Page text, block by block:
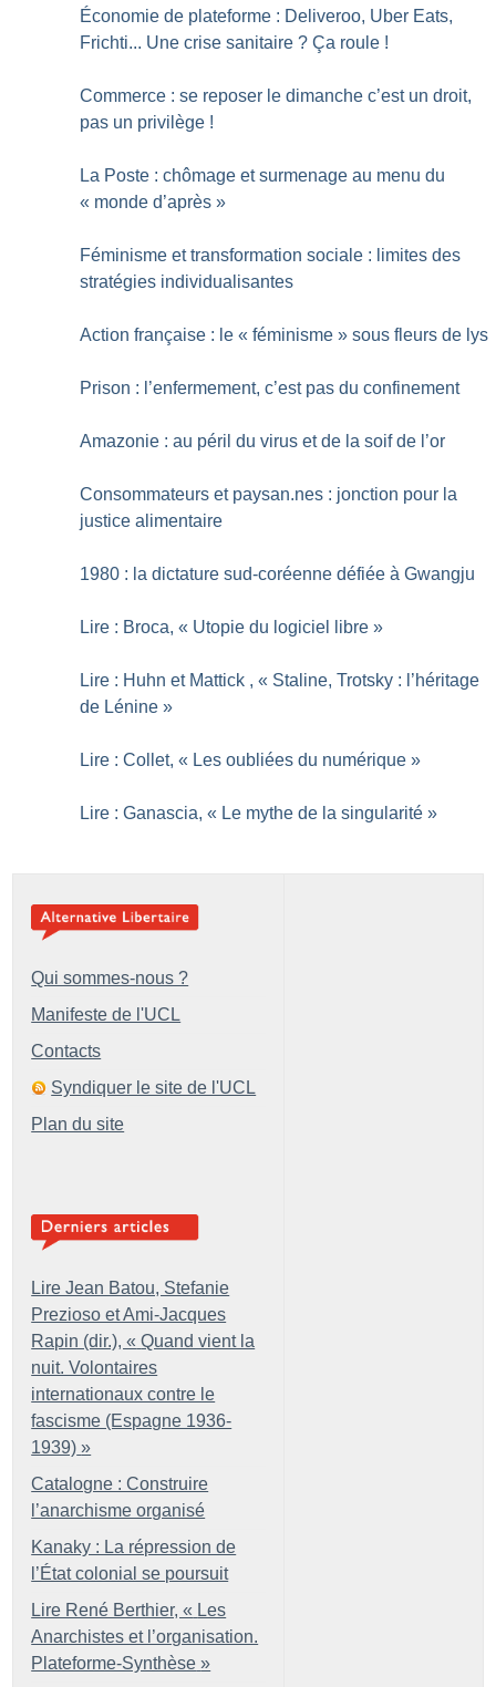
Économie de plateforme : Deliveroo, Uber Eats,
Frichti... Une crise sanitaire ? Ça roule !
Commerce : se reposer le dimanche c’est un droit,
pas un privilège !
La Poste : chômage et surmenage au menu du
« monde d’après »
Féminisme et transformation sociale : limites des
stratégies individualisantes
Action française : le « féminisme » sous fleurs de lys
Prison : l’enfermement, c’est pas du confinement
Amazonie : au péril du virus et de la soif de l’or
Consommateurs et paysan.nes : jonction pour la
justice alimentaire
1980 : la dictature sud-coréenne défiée à Gwangju
Lire : Broca, « Utopie du logiciel libre »
Lire : Huhn et Mattick , « Staline, Trotsky : l’héritage
de Lénine »
Lire : Collet, « Les oubliées du numérique »
Lire : Ganascia, « Le mythe de la singularité »
Qui sommes-nous ?
Manifeste de l'UCL
Contacts
Syndiquer le site de l'UCL
Plan du site
Lire Jean Batou, Stefanie
Prezioso et Ami-Jacques
Rapin (dir.), « Quand vient la
nuit. Volontaires
internationaux contre le
fascisme (Espagne 1936-
1939) »
Catalogne : Construire
l’anarchisme organisé
Kanaky : La répression de
l’État colonial se poursuit
Lire René Berthier, « Les
Anarchistes et l’organisation.
Plateforme-Synthèse »